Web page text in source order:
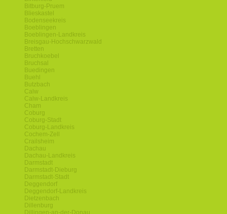
Bitburg-Pruem
Blieskastel
Bodenseekreis
Boeblingen
Boeblingen-Landkreis
Breisgau-Hochschwarzwald
Bretten
Bruchkoebel
Bruchsal
Buedingen
Buehl
Butzbach
Calw
Calw-Landkreis
Cham
Coburg
Coburg-Stadt
Coburg-Landkreis
Cochem-Zell
Crailsheim
Dachau
Dachau-Landkreis
Darmstadt
Darmstadt-Dieburg
Darmstadt-Stadt
Deggendorf
Deggendorf-Landkreis
Dietzenbach
Dillenburg
Dillingen-an-der-Donau